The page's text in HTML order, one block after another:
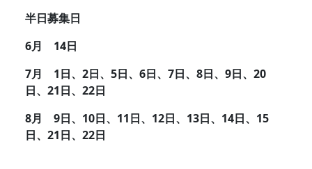
半日募集日
6月 14日
7月 1日、2日、5日、6日、7日、8日、9日、20
日、21日、22日
8月 9日、10日、11日、12日、13日、14日、15
日、21日、22日